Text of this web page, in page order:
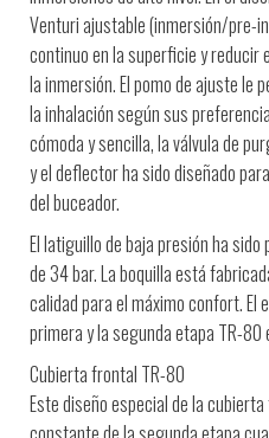
Venturi ajustable (inmersión/pre-
continuo en la superficie y reducir
la inmersión. El pomo de ajuste le
la inhalación según sus
cómoda y sencilla, la válvula de
y el deflector ha sido diseñado
del buceador.
El latiguillo de baja presión ha
de 34 bar. La boquilla está
calidad para el máximo confort. El
primera y la segunda etapa TR-80
Cubierta frontal TR-80
Este diseño especial de la